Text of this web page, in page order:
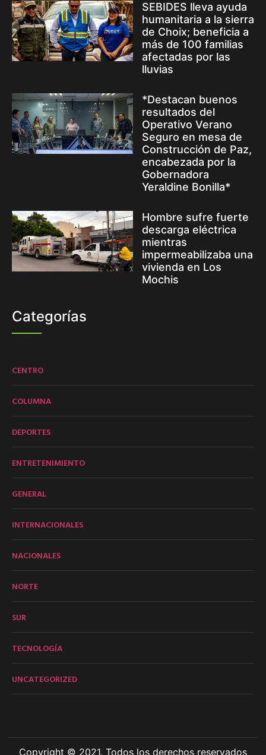
SEBIDES lleva ayuda
humanitaria a la sierra
de Choix; beneficia a
más de 100 familias
afectadas por las
lluvias
*Destacan buenos
resultados del
Operativo Verano
Seguro en mesa de
Construcción de Paz,
encabezada por la
Gobernadora
Yeraldine Bonilla*
Hombre sufre fuerte
descarga eléctrica
mientras
impermeabilizaba una
vivienda en Los
Mochis
Categorías
CENTRO
COLUMNA
DEPORTES
ENTRETENIMIENTO
GENERAL
INTERNACIONALES
NACIONALES
NORTE
SUR
TECNOLOGÍA
UNCATEGORIZED
Copyright © 2021. Todos los derechos reservados